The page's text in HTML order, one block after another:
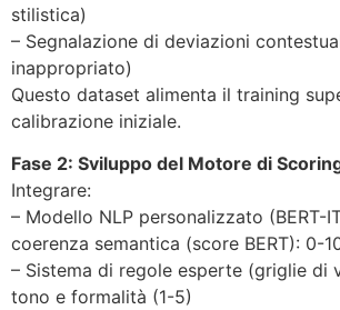
stilistica)
– Segnalazione di deviazioni
inappropriato)
Questo dataset alimenta il training
calibrazione iniziale.
Fase 2: Sviluppo del Motore di
Integrare:
– Modello NLP personalizzato (BERT-
coerenza semantica (score BERT): 0-
– Sistema di regole esperte (griglie di
tono e formalità (1-5)